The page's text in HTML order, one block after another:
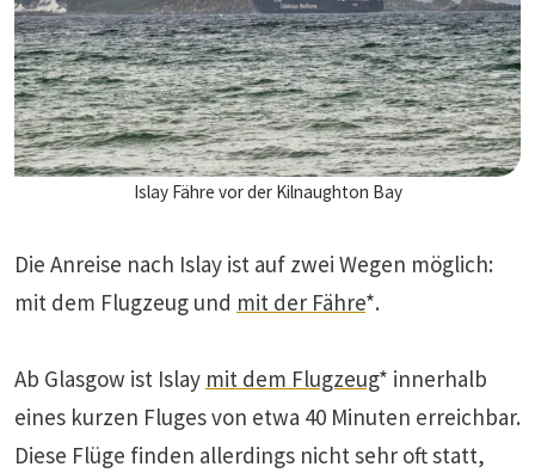
Islay Fähre vor der Kilnaughton Bay
Die Anreise nach Islay ist auf zwei Wegen möglich:
mit dem Flugzeug und mit der Fähre*.
Ab Glasgow ist Islay mit dem Flugzeug* innerhalb
eines kurzen Fluges von etwa 40 Minuten erreichbar.
Diese Flüge finden allerdings nicht sehr oft statt,